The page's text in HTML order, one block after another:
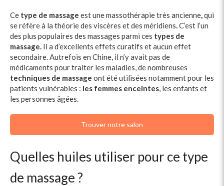
Ce type de massage estune massothérapie très ancienne,qui
se réfère à la théorie des viscères et des méridiens.C’est l’un
des plus populaires des massages parmi ces types de
massage. Il a d’excellents effets curatifs et aucun effet
secondaire. Autrefois en Chine, il n’y avait pas de
médicaments pour traiter les maladies, de nombreuses
techniques de massage ont été utilisées notamment pour les
patients vulnérables : les femmes enceintes, les enfants et
les personnes âgées.
Trouver notre salon
Quelles huiles utiliser pour ce type
de massage ?